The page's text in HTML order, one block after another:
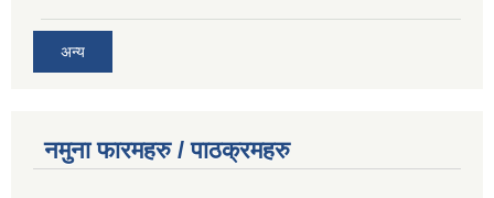
अन्य
नमुना फारमहरु / पाठक्रमहरु